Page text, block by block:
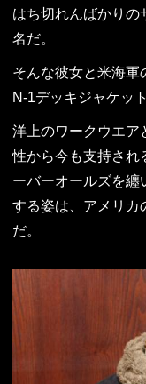
はち切れんばかりの
名だ。
そんな彼女と米海軍
N-1デッキジャケッ
洋上のワークウエア
性から今も支持され
ーバーオールズを纏
する姿は、アメリカ
だ。